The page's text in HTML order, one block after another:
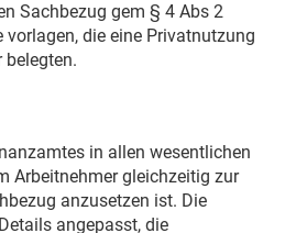
Sachbezug gem § 4 Abs 2
die eine Privatnutzung
in allen wesentlichen
Arbeitnehmer gleichzeitig zur
anzusetzen ist. Die
angepasst, die